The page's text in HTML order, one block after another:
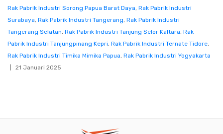
Rak Pabrik Industri Sorong Papua Barat Daya, Rak Pabrik Industri
Surabaya, Rak Pabrik Industri Tangerang, Rak Pabrik Industri
Tangerang Selatan, Rak Pabrik Industri Tanjung Selor Kaltara, Rak
Pabrik Industri Tanjungpinang Kepri, Rak Pabrik Industri Ternate Tidore,
Rak Pabrik Industri Timika Mimika Papua, Rak Pabrik Industri Yogyakarta
21 Januari 2025